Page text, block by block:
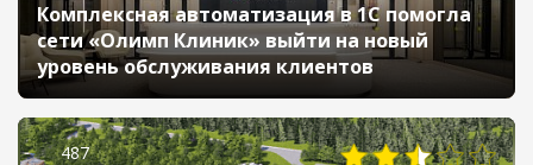
Комплексная автоматизация в 1С помогла
сети «Олимп Клиник» выйти на новый
уровень обслуживания клиентов
487